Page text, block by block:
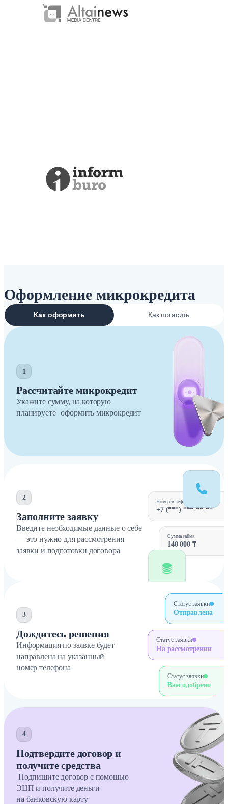
Оформление микрокредита
Как оформить Как погасить
1
Рассчитайте микрокредит
Укажите сумму, на которую
планируете оформить микрокредит
2
Заполните заявку
Введите необходимые данные о себе
— это нужно для рассмотрения
заявки и подготовки договора
Номер телефона
+7 (***) ***-**-**
Сумма займа
140 000 ₸
3
Дождитесь решения
Информация по заявке будет
направлена на указанный
номер телефона
Статус заявки
Отправлена
Статус заявки
На рассмотрении
Статус заявки
Вам одобрено
4
Подтвердите договор и
получите средства
Подпишите договор с помощью
ЭЦП и получите деньги
на банковскую карту